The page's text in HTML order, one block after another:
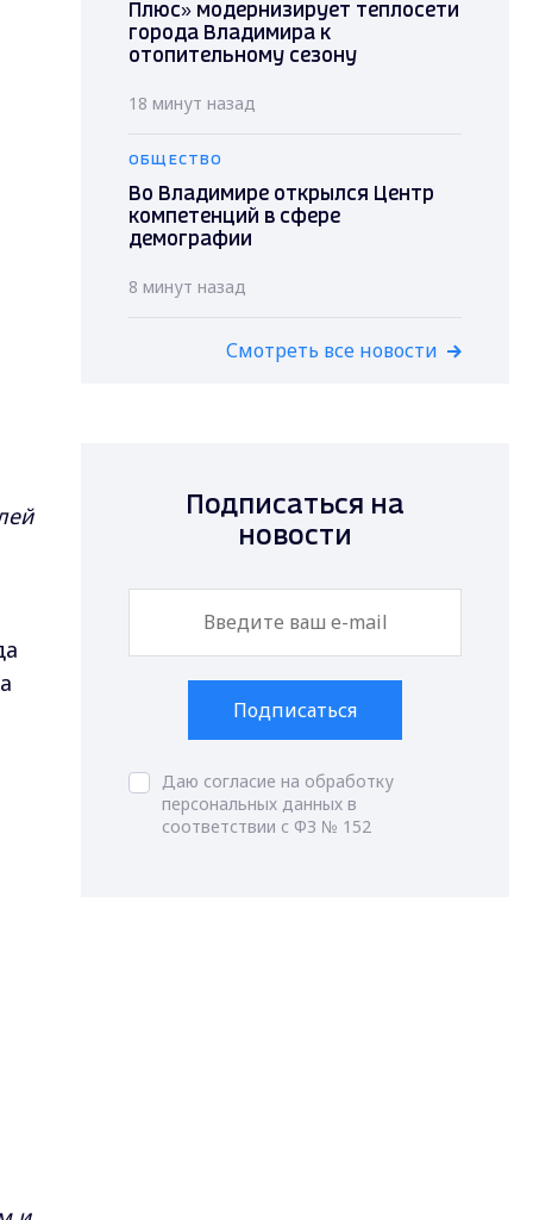
Плюс» модернизирует теплосети
города Владимира к
отопительному сезону
18 минут назад
ОБЩЕСТВО
Во Владимире открылся Центр
компетенций в сфере
демографии
8 минут назад
Смотреть все новости
Подписаться на
новости
Подписаться
Даю согласие на обработку
персональных данных в
соответствии с ФЗ № 152